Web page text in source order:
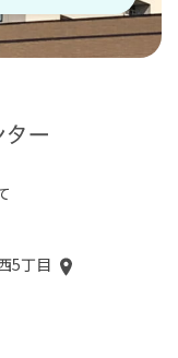
5丁目